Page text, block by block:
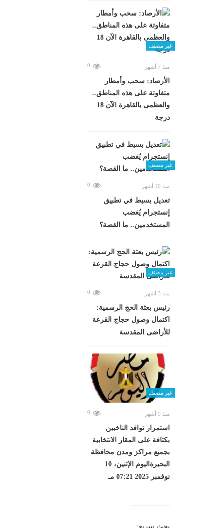
غير مصنف
منذ 7 أشهر 0
الأرصاد: سحب وأمطار
متفاوتة على هذه المناطق..
والعظمى بالقاهرة الآن 18
درجة
غير مصنف
منذ 10 أشهر 0
تعديل بسيط في تطبيق
إنستجرام يُغضب
المستخدمين.. ما القصة؟
غير مصنف
منذ 3 أشهر 0
رئيس بعثة الحج الرسمية:
اكتمال وصول حجاج القرعة
للأراضى المقدسة
غير مصنف
منذ 9 أشهر 0
استمرار توافد الناخبين
بكثافة على المقار الانتخابية
بجميع مراكز ومدن محافظة
البحيرةاليوم الإثنين، 10
نوفمبر 2025 07:21 مـ
بحث سريع: